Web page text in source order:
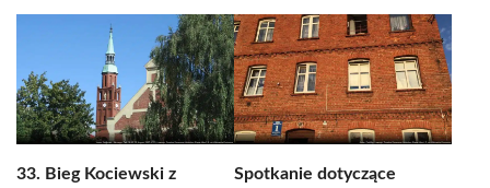
33. Bieg Kociewski z
Spotkanie dotyczące